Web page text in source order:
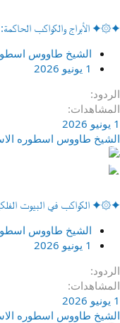
✦۞✦ الأبراج والكواكب
الشيخ طاووس
1 يونيو 2026
الردود
المشاهدات
1 يونيو 2026
الشيخ طاووس اسطوره
✦۞✦ الكواكب في البيوت
الشيخ طاووس
1 يونيو 2026
الردود
المشاهدات
1 يونيو 2026
الشيخ طاووس اسطوره